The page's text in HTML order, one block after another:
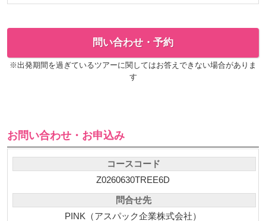
※出発期間を過ぎているツアーに関してはお答えできない場合がありま
お問い合わせ・お申込み
コースコード
Z0260630TREE6D
問合せ先